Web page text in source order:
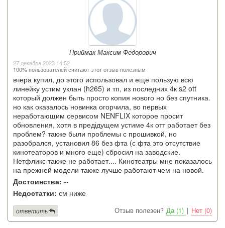
Приймак Максим Федорович
27 декабря 2023 14:52
100% пользователей считают этот отзыв полезным
вчера купил, до этого использовал и еще пользую всю
линейку устим уклан (h265) и тп, из последних 4к s2 ott
который должен быть просто копия нового но без спутника.
но как оказалось новинка огорчила, во первых
неработающим сервисом NENFLIX которое просит
обновления, хотя в предідущем устиме 4к отт работает без
проблем? также были проблемы с прошивкой, но
разобрался, установил 86 без фта (с фта это отсутствие
кинотеаторов и много еще) сбросил на заводские.
Нетфликс также не работает.... Кинотеатры мне показалось
на прежней модели также лучше работают чем на новой.
Достоинства: --
Недостатки: см ниже
Отзыв полезен? Да (1) | Нет (0)
ответить